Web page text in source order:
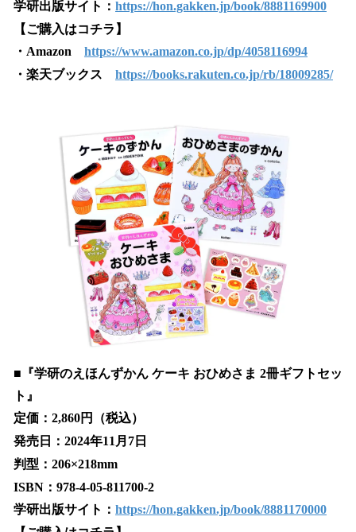
学研出版サイト： https://hon.gakken.jp/book/8881169900
【ご購入はコチラ】
・Amazon https://www.amazon.co.jp/dp/4058116994
・楽天ブックス https://books.rakuten.co.jp/rb/18009285/
■『学研のえほんずかん ケーキ おひめさま 2冊ギフトセッ
ト』
定価：2,860円（税込）
発売日：2024年11月7日
判型：206×218mm
ISBN：978-4-05-811700-2
学研出版サイト： https://hon.gakken.jp/book/8881170000